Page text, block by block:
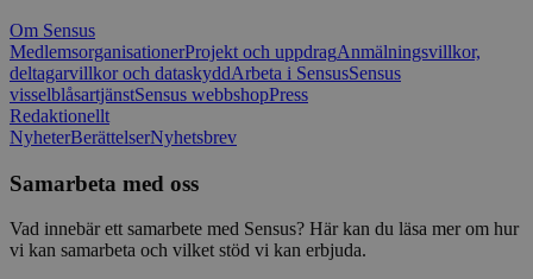
Om Sensus
MedlemsorganisationerProjekt och uppdragAnmälningsvillkor,
deltagarvillkor och dataskyddArbeta i SensusSensus
visselblåsartjänstSensus webbshopPress
Redaktionellt
NyheterBerättelserNyhetsbrev
Samarbeta med oss
Vad innebär ett samarbete med Sensus? Här kan du läsa mer om hur
vi kan samarbeta och vilket stöd vi kan erbjuda.